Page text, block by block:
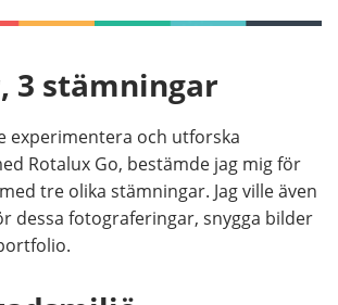
3 stämningar
experimentera och utforska
Rotalux Go, bestämde jag mig för
tre olika stämningar. Jag ville även
dessa fotograferingar, snygga bilder